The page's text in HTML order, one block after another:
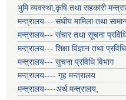
भुमि व्यवस्था,कृषि तथा सहकारी
मन्त्रालय--- संघीय मामिला तथा
मन्त्रालय--- संचार तथा सूचना
मन्त्रालय--- शिक्षा विज्ञान तथा
मन्त्रालय--- सुचना प्रविधि विभाग
मन्त्रालय---- गृह मन्त्रालय
मन्त्रालय----अर्थ मन्त्रालय,